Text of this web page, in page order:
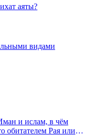
аяты?
видами
и ислам, в чём
обитателем Рая или